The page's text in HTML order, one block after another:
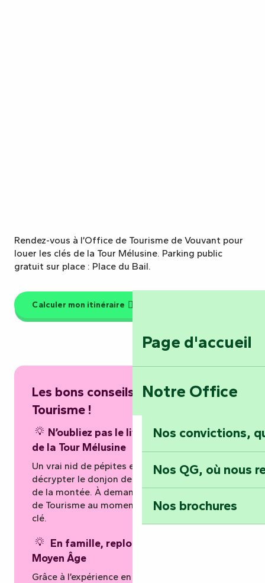
Page d'accueil
Notre Office
Nos convictions,
Nos QG, où nous
Nos brochures
Rendez-vous à l’Office de Tourisme de Vouvant pour
louer les clés de la Tour Mélusine. Parking public
gratuit sur place : Place du Bail.
Calculer mon itinéraire
Les bons conseils de l’Office de
Tourisme !
N’oubliez pas le livret de découverte
de la Tour Mélusine
Un vrai nid de pépites et d’informations pour
décrypter le donjon de Vouvant tout au long
de la montée. À demander auprès de l’Office
de Tourisme au moment de la location de la
clé.
En famille, replongez au cœur du
Moyen Âge
Grâce à l’expérience en réalité virtuelle « Il